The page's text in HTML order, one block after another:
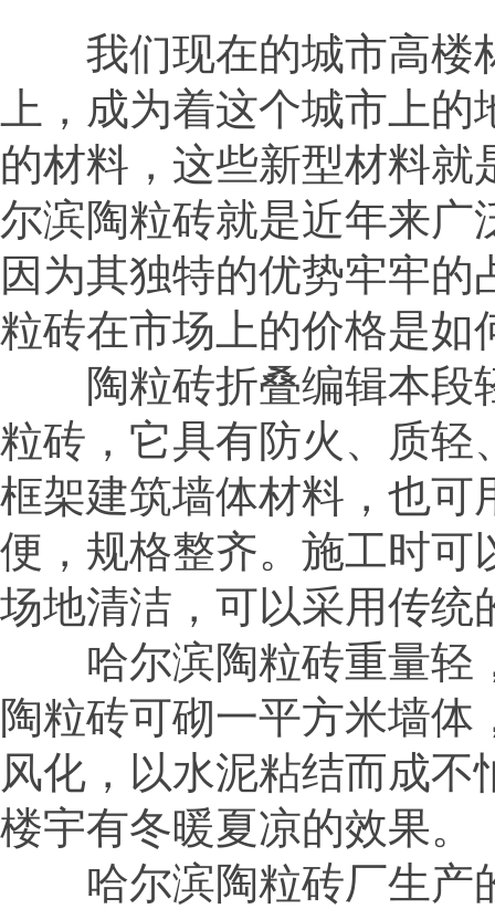
我们现在的城市高楼
上，成为着这个城市上
的材料，这些新型材料
尔滨陶粒砖就是近年来广
因为其独特的优势牢牢
粒砖在市场上的价格是如
陶粒砖折叠编辑本段
粒砖，它具有防火、质轻
框架建筑墙体材料，也可
便，规格整齐。施工时可
场地清洁，可以采用传统
哈尔滨陶粒砖重量轻，
陶粒砖可砌一平方米墙
风化，以水泥粘结而成
楼宇有冬暖夏凉的效果。
哈尔滨陶粒砖厂生产